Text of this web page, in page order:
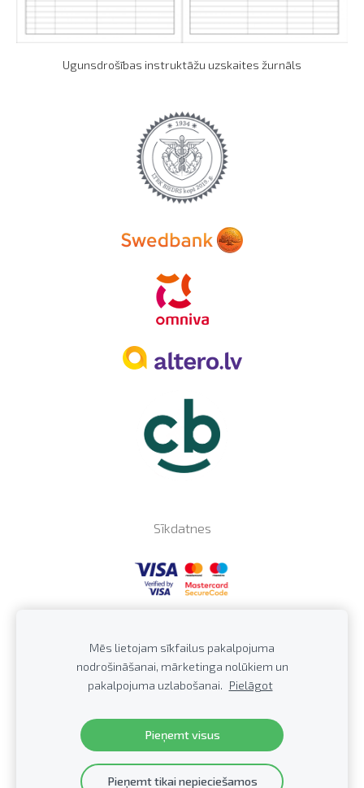
Ugunsdrošības instruktāžu uzskaites žurnāls
Sīkdatnes
Jūrmala, LV-2016, Latvija Tālrunis: +37120279922,
pasts: info@profkor.lv
Distances līgums
© 2008-2025 PROFKOR.Visas tiesības aizsargātas.
Mēs lietojam sīkfailus pakalpojuma
nodrošināšanai, mārketinga nolūkiem un
pakalpojuma uzlabošanai. Pielāgot
Pieņemt visus
Pieņemt tikai nepieciešamos